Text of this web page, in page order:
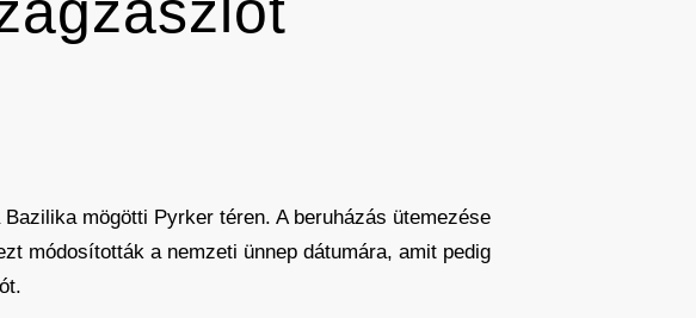
mögötti Pyrker téren. A beruházás ütemezése
módosították a nemzeti ünnep dátumára, amit pedig